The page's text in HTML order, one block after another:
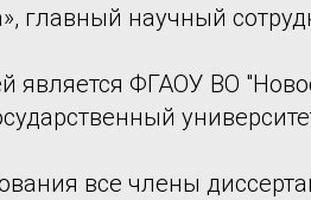
главный научный
является ФГАОУ ВО
все члены